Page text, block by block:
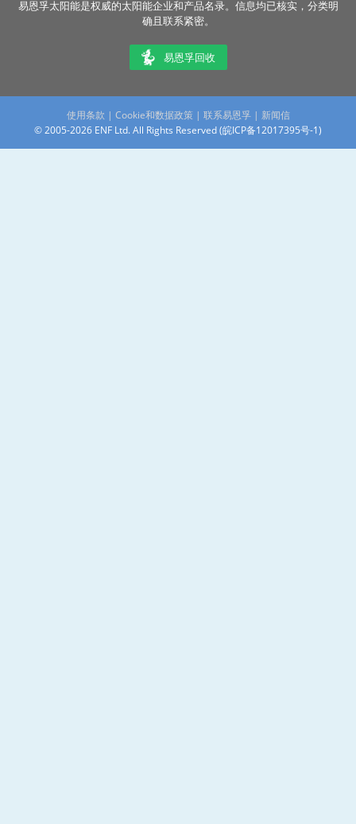
易恩孚太阳能是权威的太阳能企业和产品名录。信息均已核实，分类明
确且联系紧密。
易恩孚回收
使用条款 | Cookie和数据政策| 联系易恩孚 | 新闻信
© 2005-2026 ENF Ltd. All Rights Reserved (皖ICP备12017395号-1)